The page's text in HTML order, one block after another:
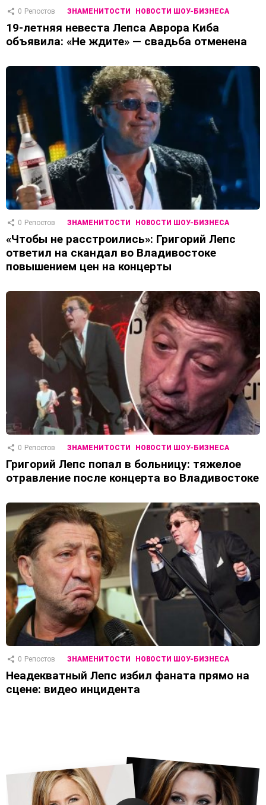
0 Репостов ЗНАМЕНИТОСТИ НОВОСТИ ШОУ-БИЗНЕСА
19-летняя невеста Лепса Аврора Киба
объявила: «Не ждите» — свадьба отменена
0 Репостов ЗНАМЕНИТОСТИ НОВОСТИ ШОУ-БИЗНЕСА
«Чтобы не расстроились»: Григорий Лепс
ответил на скандал во Владивостоке
повышением цен на концерты
0 Репостов ЗНАМЕНИТОСТИ НОВОСТИ ШОУ-БИЗНЕСА
Григорий Лепс попал в больницу: тяжелое
отравление после концерта во Владивостоке
0 Репостов ЗНАМЕНИТОСТИ НОВОСТИ ШОУ-БИЗНЕСА
Неадекватный Лепс избил фаната прямо на
сцене: видео инцидента